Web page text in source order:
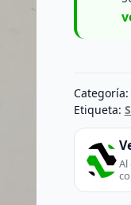
Categoría:
Etiqueta:
Al